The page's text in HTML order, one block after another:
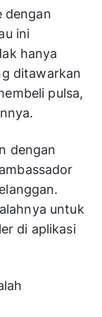
day
7
store,
bawaan,
dengan
ini
hanya
ditawarkan
pulsa,
dengan
untuk
di aplikasi